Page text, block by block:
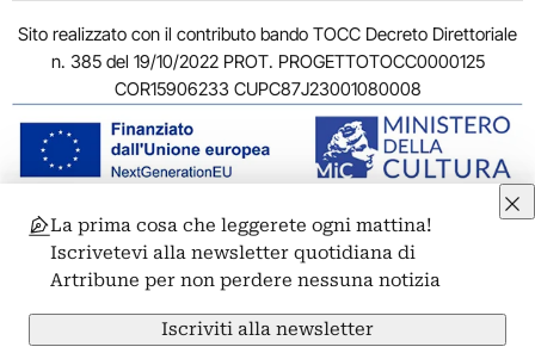
Sito realizzato con il contributo bando TOCC Decreto Direttoriale
n. 385 del 19/10/2022 PROT. PROGETTOTOCC0000125
COR15906233 CUPC87J23001080008
© 2011-2026 ARTRIBUNE srl – Corso Vittorio Emanuele II, 287 –
00186 Roma - P.I. 11381581005
Privacy: Responsabile della protezione dei dati personali
ARTRIBUNE srl – Corso Vittorio Emanuele II, 287 – 00186 Roma
Termini e condizioniPrivacy PolicyCookie PolicyCredits
La prima cosa che leggerete ogni mattina!
Iscrivetevi alla newsletter quotidiana di
Artribune per non perdere nessuna notizia
Iscriviti alla newsletter